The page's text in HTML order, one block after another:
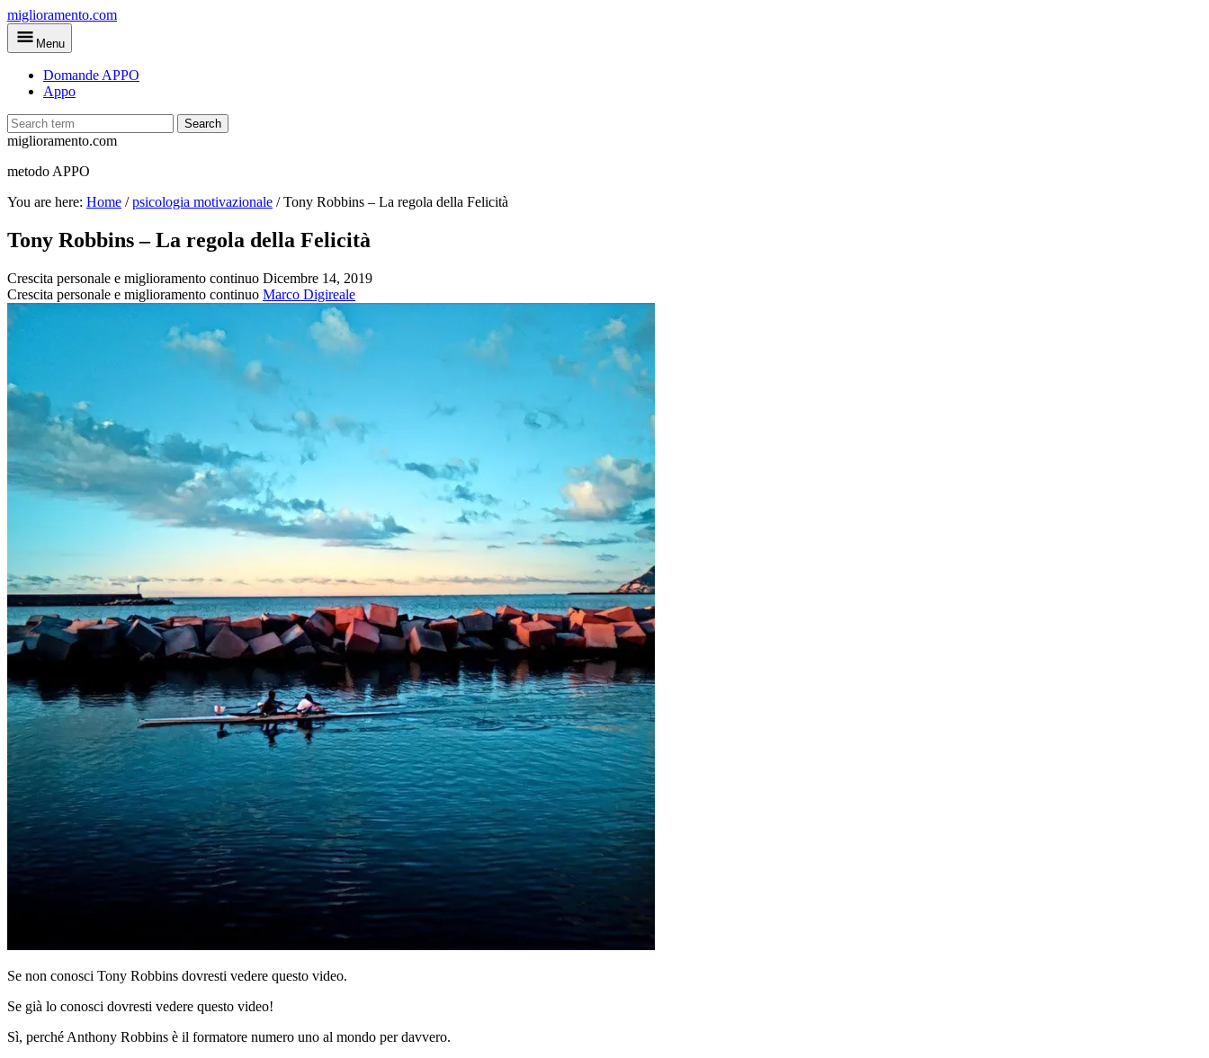
Skip
to
main
miglioramento.com
Menu
Domande APPO
Appo
Search
miglioramento.com
metodo APPO
You are here: Home /psicologia motivazionale /Tony Robbins – La regola della Felicità
Tony Robbins – La regola della Felicità
Crescita personale e miglioramento continuo Dicembre 14, 2019
Crescita personale e miglioramento continuo Marco Digireale
Se non conosci Tony Robbins dovresti vedere questo video.
Se già lo conosci dovresti vedere questo video!
Sì, perché Anthony Robbins è il formatore numero uno al mondo per davvero.